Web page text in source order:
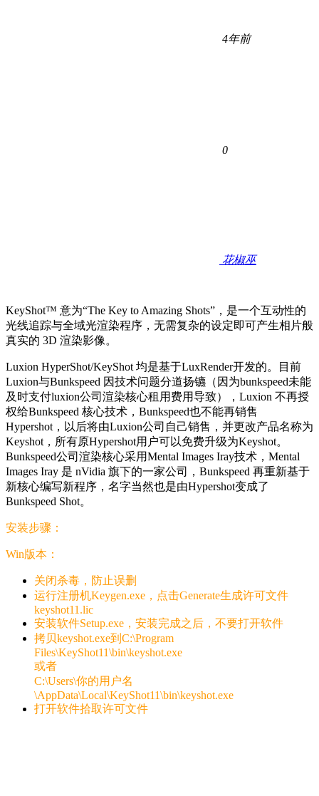
4年前
0
花椒巫
KeyShot™ 意为“The Key to Amazing Shots”，是一个互动性的
光线追踪与全域光渲染程序，无需复杂的设定即可产生相片般
真实的 3D 渲染影像。
Luxion HyperShot/KeyShot 均是基于LuxRender开发的。目前
Luxion与Bunkspeed 因技术问题分道扬镳（因为bunkspeed未能
及时支付luxion公司渲染核心租用费用导致），Luxion 不再授
权给Bunkspeed 核心技术，Bunkspeed也不能再销售
Hypershot，以后将由Luxion公司自己销售，并更改产品名称为
Keyshot，所有原Hypershot用户可以免费升级为Keyshot。
Bunkspeed公司渲染核心采用Mental Images Iray技术，Mental
Images Iray 是 nVidia 旗下的一家公司，Bunkspeed 再重新基于
新核心编写新程序，名字当然也是由Hypershot变成了
Bunkspeed Shot。
安装步骤：
Win版本：
关闭杀毒，防止误删
运行注册机Keygen.exe，点击Generate生成许可文件
keyshot11.lic
安装软件Setup.exe，安装完成之后，不要打开软件
拷贝keyshot.exe到C:\Program
Files\KeyShot11\bin\keyshot.exe
或者
C:\Users\你的用户名
\AppData\Local\KeyShot11\bin\keyshot.exe
打开软件拾取许可文件